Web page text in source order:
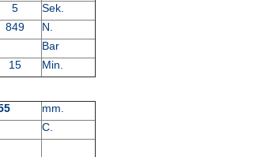
5
Sek.
849
N.
Bar
15 Min.
mm.
C.